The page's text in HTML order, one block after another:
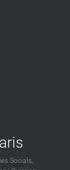
Socials,